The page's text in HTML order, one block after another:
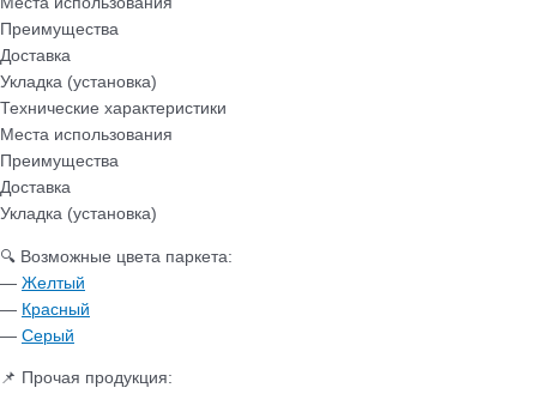
Преимущества
Доставка
Укладка (установка)
Технические характеристики
Места использования
Преимущества
Доставка
Укладка (установка)
🔍 Возможные цвета паркета:
— Желтый
— Красный
— Серый
📌 Прочая продукция: